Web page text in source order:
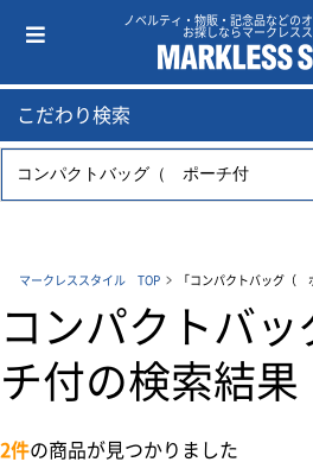
ノベルティ・物販・記念品などの
お探しならマークレス
こだわり検索
マークレススタイル TOP 「コンパクトバッグ（
コンパクトバ
チ付の検索結果
2件の商品が見つかりました